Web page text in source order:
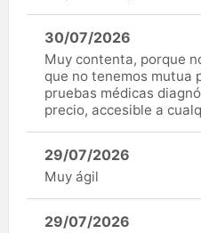
30/07/2026
Muy contenta, porque
que no tenemos mutua
pruebas médicas
precio, accesible a
29/07/2026
Muy ágil
29/07/2026